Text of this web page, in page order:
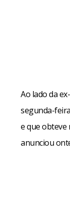
Ao lado da
segunda-
e que obteve
anunciou